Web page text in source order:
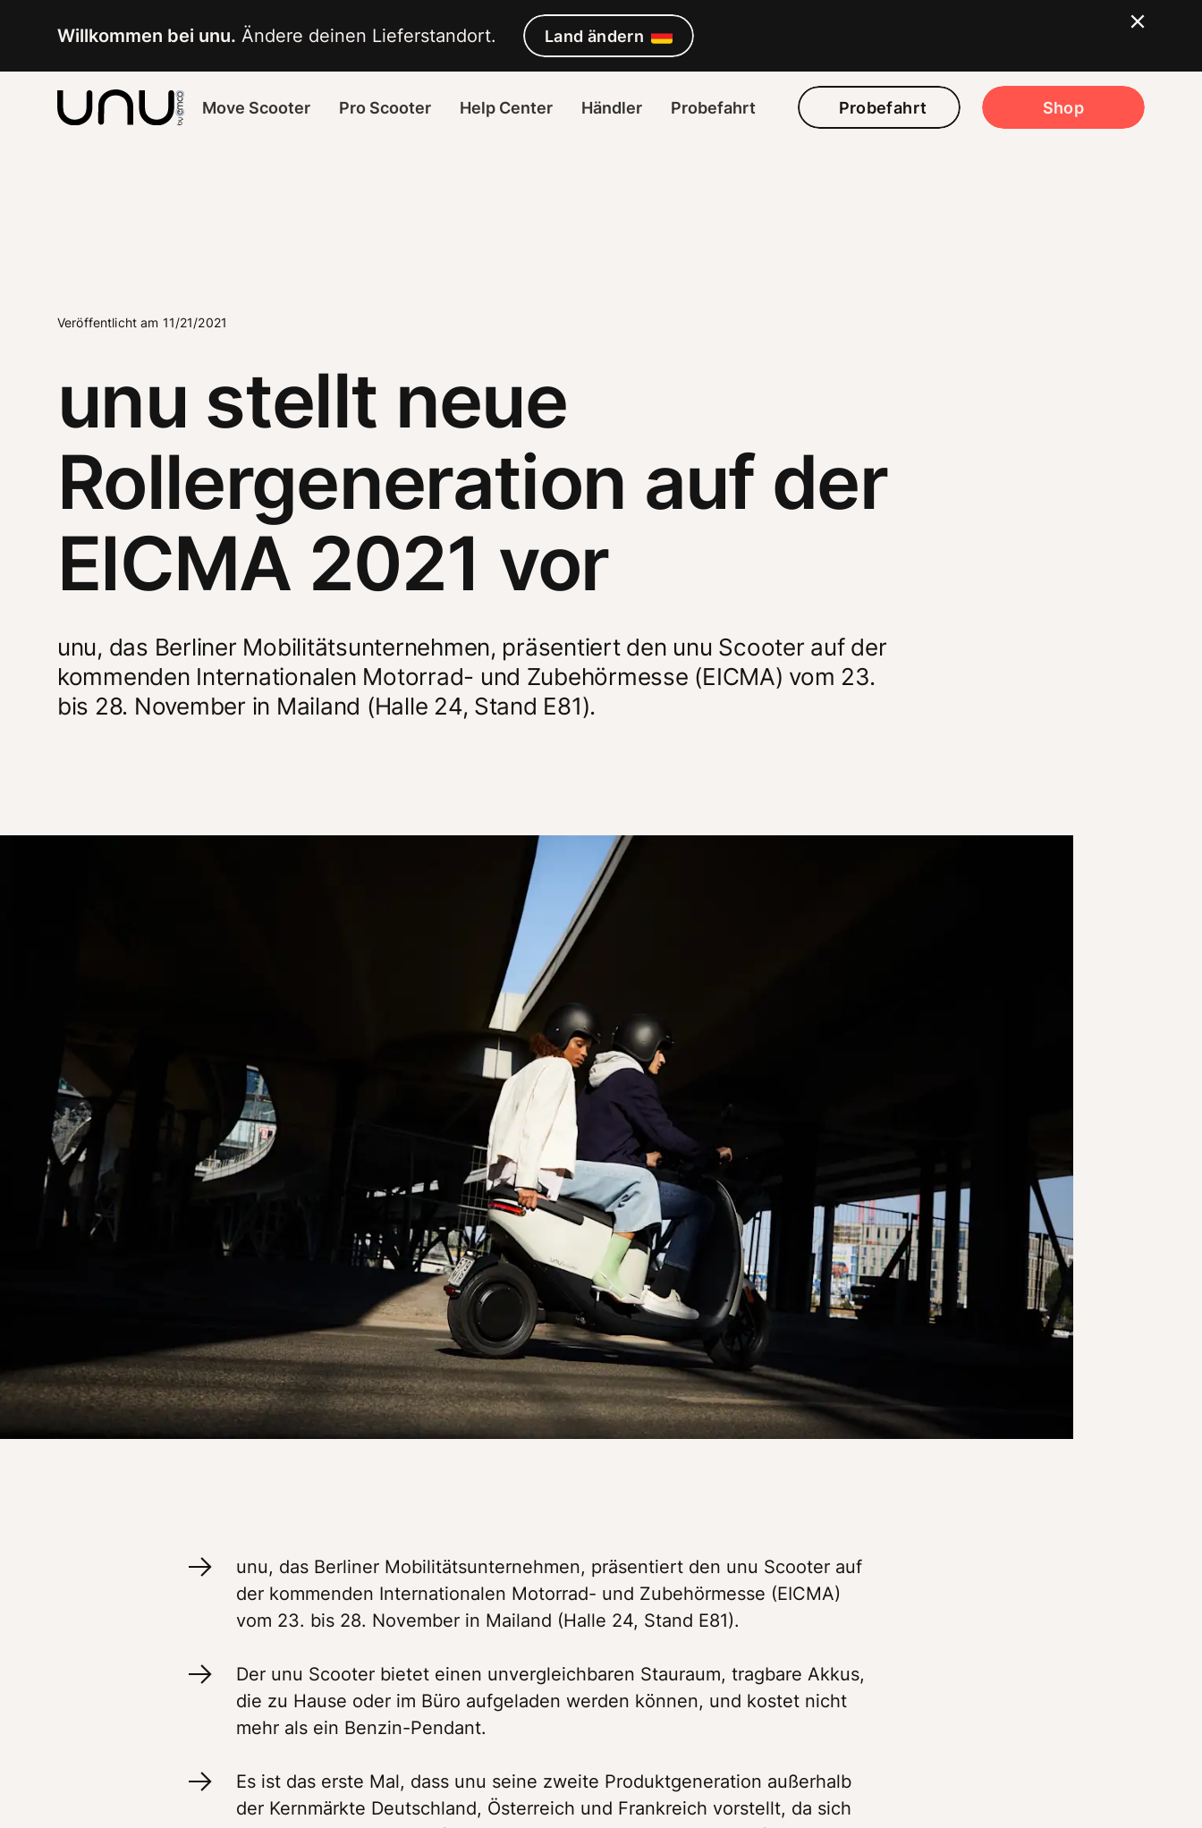
Willkommen bei unu. Ändere deinen Lieferstandort. Land ändern
Move Scooter Pro Scooter Help Center Händler Probefahrt Probefahrt Shop
Veröffentlicht am 11/21/2021
unu stellt neue
Rollergeneration auf der
EICMA 2021 vor
unu, das Berliner Mobilitätsunternehmen, präsentiert den unu Scooter auf der
kommenden Internationalen Motorrad- und Zubehörmesse (EICMA) vom 23.
bis 28. November in Mailand (Halle 24, Stand E81).
unu, das Berliner Mobilitätsunternehmen, präsentiert den unu Scooter auf
der kommenden Internationalen Motorrad- und Zubehörmesse (EICMA)
vom 23. bis 28. November in Mailand (Halle 24, Stand E81).
Der unu Scooter bietet einen unvergleichbaren Stauraum, tragbare Akkus,
die zu Hause oder im Büro aufgeladen werden können, und kostet nicht
mehr als ein Benzin-Pendant.
Es ist das erste Mal, dass unu seine zweite Produktgeneration außerhalb
der Kernmärkte Deutschland, Österreich und Frankreich vorstellt, da sich